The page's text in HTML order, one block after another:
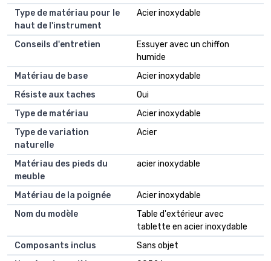
Type de matériau pour le
haut de l'instrument
Acier inoxydable
Conseils d'entretien
Essuyer avec un chiffon
humide
Matériau de base
Acier inoxydable
Résiste aux taches
Oui
Type de matériau
Acier inoxydable
Type de variation
naturelle
Acier
Matériau des pieds du
meuble
acier inoxydable
Matériau de la poignée
Acier inoxydable
Nom du modèle
Table d'extérieur avec
tablette en acier inoxydable
Composants inclus
Sans objet